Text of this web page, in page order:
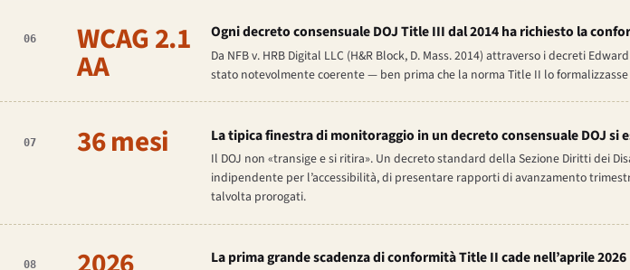
06 WCAG 2.1
AA
Ogni decreto consensuale DOJ Title III dal 2014 ha richiesto la
Da NFB v. HRB Digital LLC(H&R Block, D. Mass. 2014) attraverso i decreti
stato notevolmente coerente — ben prima che la norma Title II lo
07 36 mesi La tipica finestra di monitoraggio in un decreto consensuale DOJ si
Il DOJ non «transige e si ritira». Un decreto standard della Sezione Diritti dei
indipendente per l’accessibilità, di presentare rapporti di avanzamento
talvolta prorogati.
08 La prima grande scadenza di conformità Title II cade nell’aprile 2026